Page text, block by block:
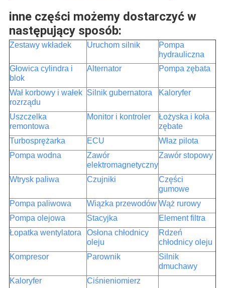
inne części możemy dostarczyć w
następujący sposób:
Zestawy wkładek Uruchom silnik
Pompa
hydrauliczna
Głowica cylindra i
blok
Alternator Pompa zębata
Wał korbowy i wałek
rozrządu
Silnik gubernatora Kaloryfer
Uszczelka
remontowa
Monitor i kontroler
Łożyska i koła
zębate
Turbosprężarka
ECU
Właz pilota
Pompa wodna
Zawór
elektromagnetyczny
Zawór stopowy
Wtrysk paliwa Czujniki
Części
gumowe
Pompa paliwowa
Wiązka przewodów Wąż rurowy
Pompa olejowa
Stacyjka
Element filtra
Łopatka wentylatora
Osłona chłodnicy
oleju
Rdzeń
chłodnicy oleju
Kompresor
Parownik
Silnik
dmuchawy
Kaloryfer
Ciśnieniomierz